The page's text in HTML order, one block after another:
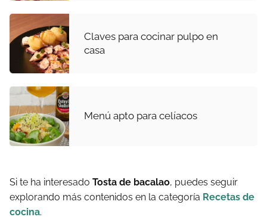
Claves para cocinar pulpo en
casa
Menú apto para celíacos
Si te ha interesado Tosta de bacalao, puedes seguir
explorando más contenidos en la categoría Recetas de
cocina.